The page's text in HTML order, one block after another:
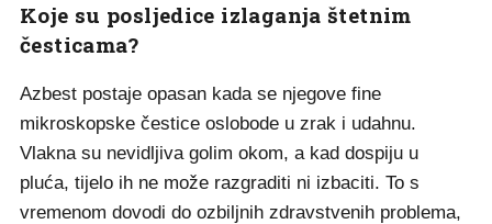
Koje su posljedice izlaganja štetnim
česticama?
Azbest postaje opasan kada se njegove fine
mikroskopske čestice oslobode u zrak i udahnu.
Vlakna su nevidljiva golim okom, a kad dospiju u
pluća, tijelo ih ne može razgraditi ni izbaciti. To s
vremenom dovodi do ozbiljnih zdravstvenih problema,